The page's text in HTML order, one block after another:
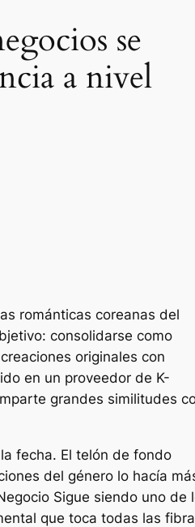
se
a nivel
románticas coreanas del
consolidarse como
originales con
en un proveedor de K-
grandes similitudes
fecha. El telón de fondo
del género lo hacía
Sigue siendo uno de
que toca todas las